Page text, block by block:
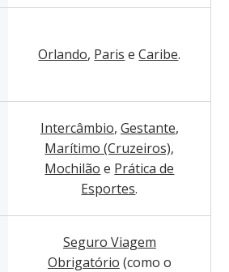
Orlando, Paris e Caribe.
Intercâmbio, Gestante,
Marítimo (Cruzeiros),
Mochilão e Prática de
Esportes.
Seguro Viagem
Obrigatório (como o